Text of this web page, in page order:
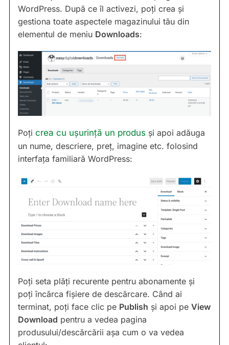
WordPress. După ce îl activezi, poți crea și
gestiona toate aspectele magazinului tău din
elementul de meniu Downloads:
Poți crea cu ușurință un produs și apoi adăuga
un nume, descriere, preț, imagine etc. folosind
interfața familiară WordPress:
Poți seta plăți recurente pentru abonamente și
poți încărca fișiere de descărcare. Când ai
terminat, poți face clic pe Publish și apoi pe View
Download pentru a vedea pagina
produsului/descărcării așa cum o va vedea